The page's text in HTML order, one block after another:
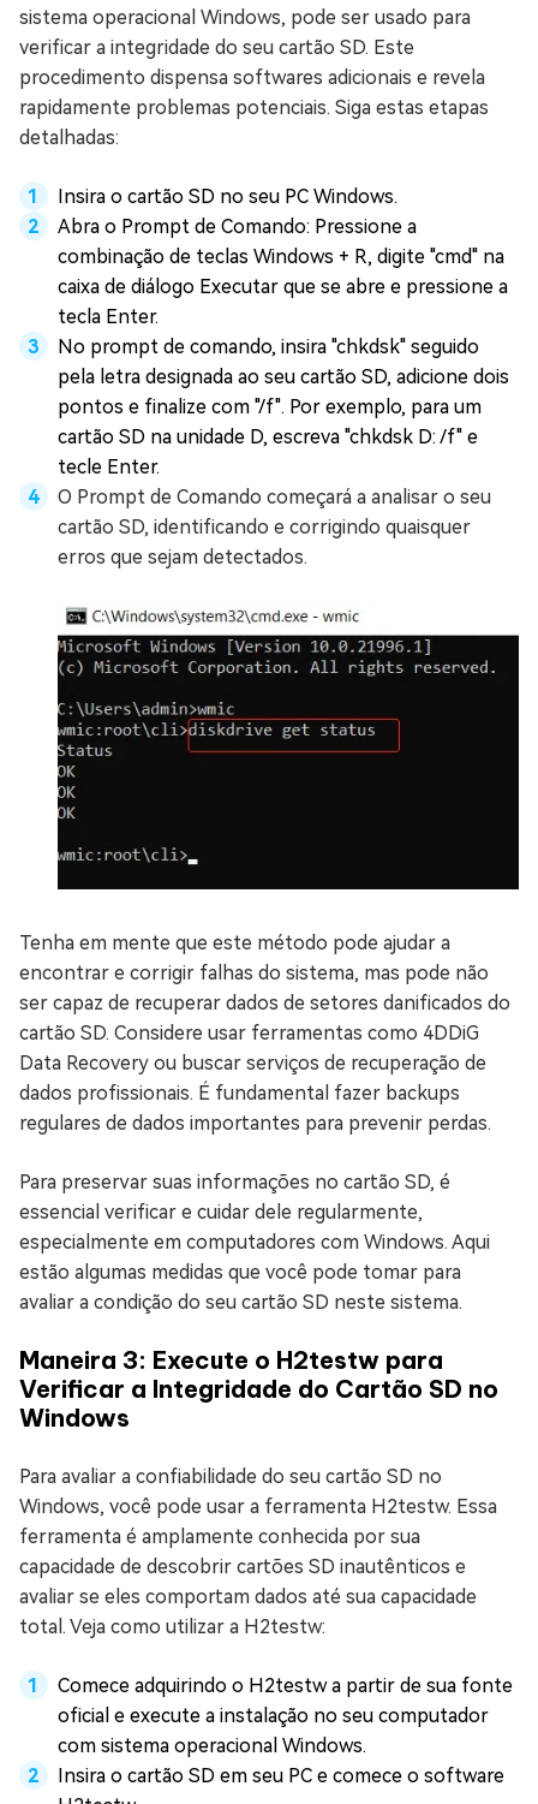
sistema operacional Windows, pode ser usado para
verificar a integridade do seu cartão SD. Este
procedimento dispensa softwares adicionais e revela
rapidamente problemas potenciais. Siga estas etapas
detalhadas:
Insira o cartão SD no seu PC Windows.
Abra o Prompt de Comando: Pressione a
combinação de teclas Windows + R, digite "cmd" na
caixa de diálogo Executar que se abre e pressione a
tecla Enter.
No prompt de comando, insira "chkdsk" seguido
pela letra designada ao seu cartão SD, adicione dois
pontos e finalize com "/f". Por exemplo, para um
cartão SD na unidade D, escreva "chkdsk D: /f" e
tecle Enter.
O Prompt de Comando começará a analisar o seu
cartão SD, identificando e corrigindo quaisquer
erros que sejam detectados.
Tenha em mente que este método pode ajudar a
encontrar e corrigir falhas do sistema, mas pode não
ser capaz de recuperar dados de setores danificados do
cartão SD. Considere usar ferramentas como 4DDiG
Data Recovery ou buscar serviços de recuperação de
dados profissionais. É fundamental fazer backups
regulares de dados importantes para prevenir perdas.
Para preservar suas informações no cartão SD, é
essencial verificar e cuidar dele regularmente,
especialmente em computadores com Windows. Aqui
estão algumas medidas que você pode tomar para
avaliar a condição do seu cartão SD neste sistema.
Maneira 3: Execute o H2testw para
Verificar a Integridade do Cartão SD no
Windows
Para avaliar a confiabilidade do seu cartão SD no
Windows, você pode usar a ferramenta H2testw. Essa
ferramenta é amplamente conhecida por sua
capacidade de descobrir cartões SD inautênticos e
avaliar se eles comportam dados até sua capacidade
total. Veja como utilizar a H2testw:
Comece adquirindo o H2testw a partir de sua fonte
oficial e execute a instalação no seu computador
com sistema operacional Windows.
Insira o cartão SD em seu PC e comece o software